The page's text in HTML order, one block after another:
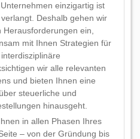
einzigartig ist
Deshalb gehen wir
ein,
mit Ihnen Strategien für
wir alle relevanten
und bieten Ihnen eine
steuerliche und
hinausgeht.
in allen Phasen Ihres
– von der Gründung bis